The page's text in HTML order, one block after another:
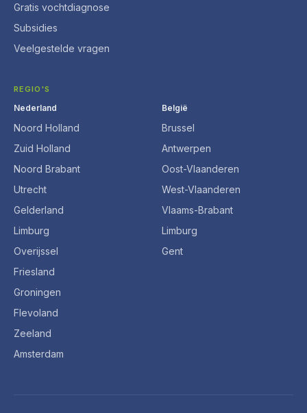
Gratis vochtdiagnose
Subsidies
Veelgestelde vragen
REGIO'S
Nederland
Noord Holland
Zuid Holland
Noord Brabant
Utrecht
Gelderland
Limburg
Overijssel
Friesland
Groningen
Flevoland
Zeeland
Amsterdam
België
Brussel
Antwerpen
Oost-Vlaanderen
West-Vlaanderen
Vlaams-Brabant
Limburg
Gent